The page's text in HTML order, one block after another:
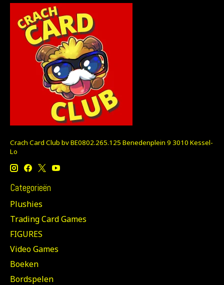
Crach Card Club bv BE0802.265.125 Benedenplein 9 3010 Kessel-
Lo
Categorieën
Plushies
Trading Card Games
FIGURES
Video Games
Boeken
Bordspelen